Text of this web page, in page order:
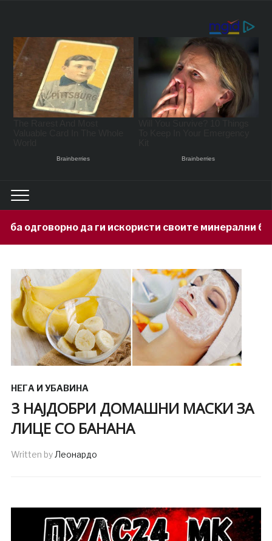
искористи своите минерални богатства 1
НЕГА И УБАВИНА
3 НАЈДОБРИ ДОМАШНИ МАСКИ ЗА
ЛИЦЕ СО БАНАНА
Written byЛеонардо